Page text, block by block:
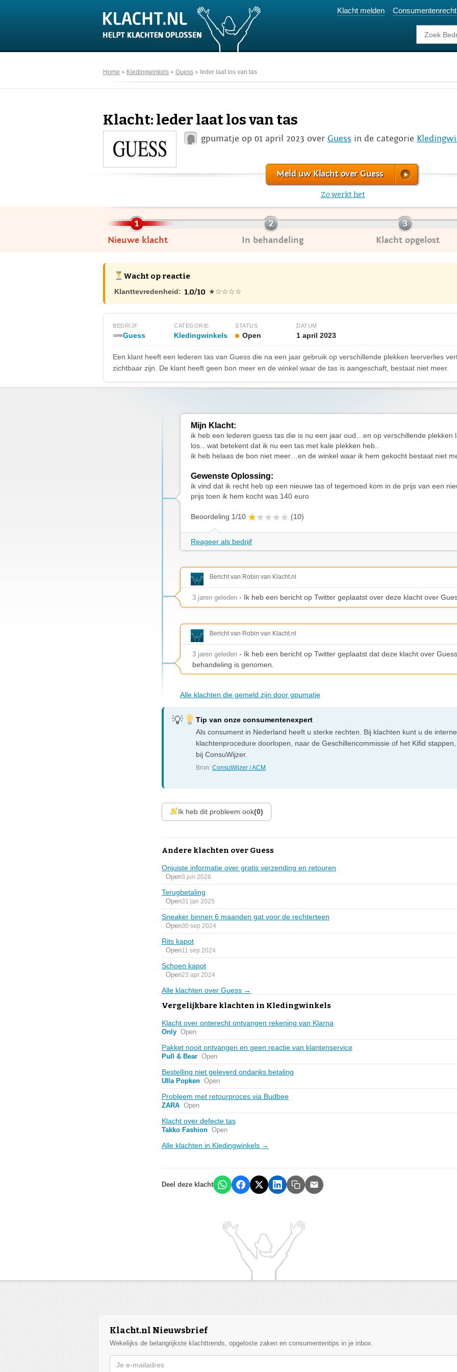
Klacht melden Consumentenrecht
Home Kledingwinkels Guess leder laat los van tas
Klacht: leder laat los van tas
gpumatje op 01 april 2023 over Guess in de categorie
Meld uw Klacht over Guess
Zo werkt het
Nieuwe klacht In behandeling Klacht opgelost
Wacht op reactie
Klanttevredenheid: 1.0/10 ★☆☆☆☆
BEDRIJF
Guess
CATEGORIE
Kledingwinkels
STATUS
Open
DATUM
1 april 2023
Een klant heeft een lederen tas van Guess die na een jaar gebruik op verschillende plekken leerverlies
zichtbaar zijn. De klant heeft geen bon meer en de winkel waar de tas is aangeschaft, bestaat niet meer.
Mijn Klacht:
ik heb een lederen guess tas die is nu een jaar oud…en op verschillende plekken
los…wat betekent dat ik nu een tas met kale plekken heb..
ik heb helaas de bon niet meer…en de winkel waar ik hem gekocht bestaat niet
Gewenste Oplossing:
ik vind dat ik recht heb op een nieuwe tas of tegemoed kom in de prijs van een
prijs toen ik hem kocht was 140 euro
Beoordeling 1/10 (10)
Reageer als bedrijf
Bericht van Robin van Klacht.nl
3 jaren geleden - Ik heb een bericht op Twitter geplaatst over deze klacht over
Bericht van Robin van Klacht.nl
3 jaren geleden - Ik heb een bericht op Twitter geplaatst dat deze klacht over
behandeling is genomen.
Alle klachten die gemeld zijn door gpumatje
Tip van onze consumentenexpert
Als consument in Nederland heeft u sterke rechten. Bij klachten kunt u de interne
klachtenprocedure doorlopen, naar de Geschillencommissie of het Kifid
bij ConsuWijzer.
Bron:ConsuWijzer / ACM
Ik heb dit probleem ook(0)
Andere klachten over Guess
Onjuiste informatie over gratis verzending en retouren
Open3 jun 2026
Terugbetaling
Open31 jan 2025
Sneaker binnen 6 maanden gat voor de rechterteen
Open30 sep 2024
Rits kapot
Open11 sep 2024
Schoen kapot
Open23 apr 2024
Alle klachten over Guess →
Vergelijkbare klachten in Kledingwinkels
Klacht over onterecht ontvangen rekening van Klarna
Only Open
Pakket nooit ontvangen en geen reactie van klantenservice
Pull & Bear Open
Bestelling niet geleverd ondanks betaling
Ulla Popken Open
Probleem met retourproces via Budbee
ZARA Open
Klacht over defecte tas
Takko Fashion Open
Alle klachten in Kledingwinkels →
Deel deze klacht
Klacht.nl Nieuwsbrief
Wekelijks de belangrijkste klachttrends, opgeloste zaken en consumententips in je inbox.